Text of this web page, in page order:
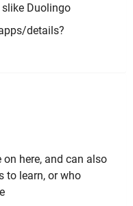
Duolingo
details?
on here, and can also
to learn, or who